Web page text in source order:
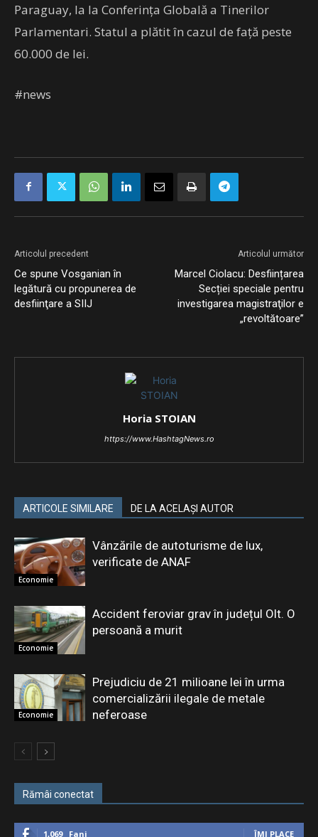
Paraguay, la la Conferinţa Globală a Tinerilor
Parlamentari. Statul a plătit în cazul de faţă peste
60.000 de lei.
#news
Articolul precedent
Ce spune Vosganian în
legătură cu propunerea de
desfiinţare a SIIJ
Articolul următor
Marcel Ciolacu: Desființarea
Secției speciale pentru
investigarea magistraţilor e
„revoltătoare”
Horia STOIAN
https://www.HashtagNews.ro
ARTICOLE SIMILARE DE LA ACELAȘI AUTOR
Economie
Vânzările de autoturisme de lux,
verificate de ANAF
Economie
Accident feroviar grav în județul Olt. O
persoană a murit
Economie
Prejudiciu de 21 milioane lei în urma
comercializării ilegale de metale
neferoase
Rămâi conectat
1,069 Fani ÎMI PLACE